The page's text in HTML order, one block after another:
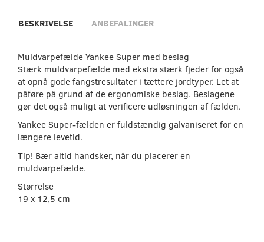
BESKRIVELSE ANBEFALINGER
Muldvarpefælde Yankee Super med beslag
Stærk muldvarpefælde med ekstra stærk fjeder for også
at opnå gode fangstresultater i tættere jordtyper. Let at
påføre på grund af de ergonomiske beslag. Beslagene
gør det også muligt at verificere udløsningen af fælden.
Yankee Super-fælden er fuldstændig galvaniseret for en
længere levetid.
Tip! Bær altid handsker, når du placerer en
muldvarpefælde.
Størrelse
19 x 12,5 cm